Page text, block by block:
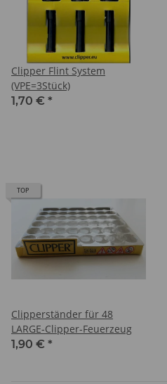
Clipper Flint System
(VPE=3Stück)
1,70 € *
TOP
Clipperständer für 48
LARGE-Clipper-Feuerzeug
1,90 € *